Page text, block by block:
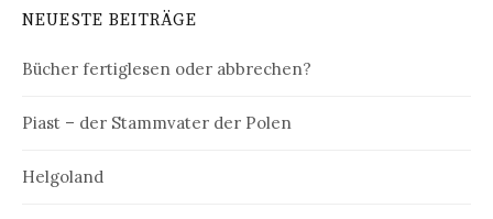
NEUESTE BEITRÄGE
Bücher fertiglesen oder abbrechen?
Piast – der Stammvater der Polen
Helgoland